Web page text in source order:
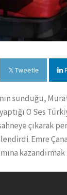
Tweetle
sunduğu,
O Ses
çıkarak
Emre